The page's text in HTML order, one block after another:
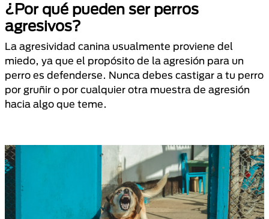
¿Por qué pueden ser perros
agresivos?
La agresividad canina usualmente proviene del
miedo, ya que el propósito de la agresión para un
perro es defenderse. Nunca debes castigar a tu perro
por gruñir o por cualquier otra muestra de agresión
hacia algo que teme.